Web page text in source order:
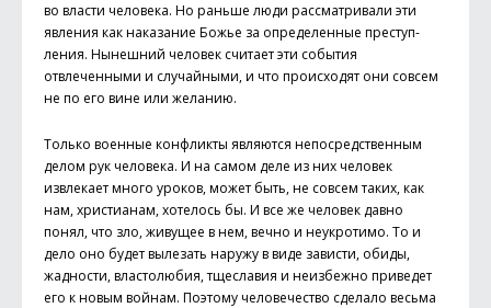
во власти человека. Но раньше люди рассматривали эти
явления как наказание Божье за определенные преступ­
ления. Нынешний человек считает эти события
отвлеченными и случайными, и что происходят они совсем
не по его вине или желанию.
Только военные конфликты являются непосредственным
делом рук человека. И на самом деле из них человек
извлекает много уроков, может быть, не совсем таких, как
нам, христианам, хотелось бы. И все же человек давно
понял, что зло, живущее в нем, вечно и неукротимо. То и
дело оно будет вылезать наружу в виде зависти, обиды,
жадности, властолюбия, тщеславия и неизбежно приведет
его к новым войнам. Поэтому человечество сделало весьма